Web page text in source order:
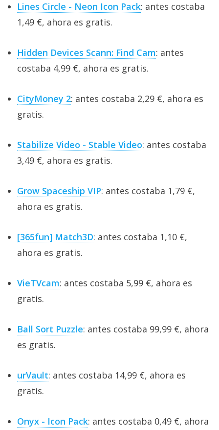
Lines Circle - Neon Icon Pack: antes costaba
1,49 €, ahora es gratis.
Hidden Devices Scann: Find Cam: antes
costaba 4,99 €, ahora es gratis.
CityMoney 2: antes costaba 2,29 €, ahora es
gratis.
Stabilize Video - Stable Video: antes costaba
3,49 €, ahora es gratis.
Grow Spaceship VIP: antes costaba 1,79 €,
ahora es gratis.
[365fun] Match3D: antes costaba 1,10 €,
ahora es gratis.
VieTVcam: antes costaba 5,99 €, ahora es
gratis.
Ball Sort Puzzle: antes costaba 99,99 €, ahora
es gratis.
urVault: antes costaba 14,99 €, ahora es
gratis.
Onyx - Icon Pack: antes costaba 0,49 €, ahora